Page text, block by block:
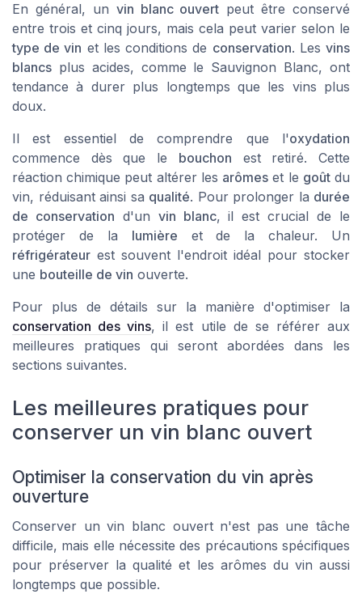
En général, un vin blanc ouvert peut être conservé
entre trois et cinq jours, mais cela peut varier selon le
type de vin et les conditions de conservation. Lesvins
blancs plus acides, comme le Sauvignon Blanc, ont
tendance à durer plus longtemps que les vins plus
doux.
Il est essentiel de comprendre que l'oxydation
commence dès que le bouchon est retiré. Cette
réaction chimique peut altérer les arômes et le goûtdu
vin, réduisant ainsi sa qualité. Pour prolonger la durée
de conservation d'un vin blanc, il est crucial de le
protéger de la lumière et de la chaleur. Un
réfrigérateur est souvent l'endroit idéal pour stocker
une bouteille de vin ouverte.
Pour plus de détails sur la manière d'optimiser la
conservation des vins, il est utile de se référer aux
meilleures pratiques qui seront abordées dans les
sections suivantes.
Les meilleures pratiques pour
conserver un vin blanc ouvert
Optimiser la conservation du vin après
ouverture
Conserver un vin blanc ouvert n'est pas une tâche
difficile, mais elle nécessite des précautions spécifiques
pour préserver la qualité et les arômes du vin aussi
longtemps que possible.